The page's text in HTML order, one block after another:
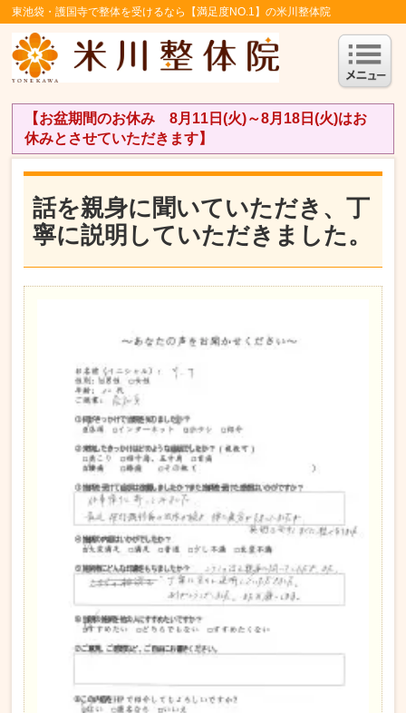
東池袋・護国寺で整体を受けるなら【満足度NO.1】の米川整体院
【お盆期間のお休み 8月11日(火)～8月18日(火)はお
休みとさせていただきます】
話を親身に聞いていただき、丁
寧に説明していただきました。